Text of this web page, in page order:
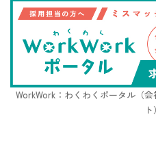
WorkWork：わくわくポータル（
ト）